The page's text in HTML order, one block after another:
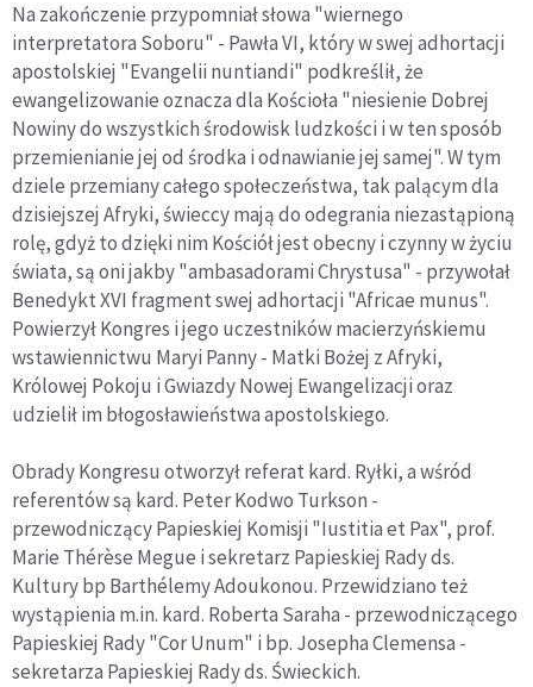
Na zakończenie przypomniał słowa "wiernego
interpretatora Soboru" - Pawła VI, który w swej adhortacji
apostolskiej "Evangelii nuntiandi" podkreślił, że
ewangelizowanie oznacza dla Kościoła "niesienie Dobrej
Nowiny do wszystkich środowisk ludzkości i w ten sposób
przemienianie jej od środka i odnawianie jej samej". W tym
dziele przemiany całego społeczeństwa, tak palącym dla
dzisiejszej Afryki, świeccy mają do odegrania niezastąpioną
rolę, gdyż to dzięki nim Kościół jest obecny i czynny w życiu
świata, są oni jakby "ambasadorami Chrystusa" - przywołał
Benedykt XVI fragment swej adhortacji "Africae munus".
Powierzył Kongres i jego uczestników macierzyńskiemu
wstawiennictwu Maryi Panny - Matki Bożej z Afryki,
Królowej Pokoju i Gwiazdy Nowej Ewangelizacji oraz
udzielił im błogosławieństwa apostolskiego.
Obrady Kongresu otworzył referat kard. Ryłki, a wśród
referentów są kard. Peter Kodwo Turkson -
przewodniczący Papieskiej Komisji "Iustitia et Pax", prof.
Marie Thérèse Megue i sekretarz Papieskiej Rady ds.
Kultury bp Barthélemy Adoukonou. Przewidziano też
wystąpienia m.in. kard. Roberta Saraha - przewodniczącego
Papieskiej Rady "Cor Unum" i bp. Josepha Clemensa -
sekretarza Papieskiej Rady ds. Świeckich.